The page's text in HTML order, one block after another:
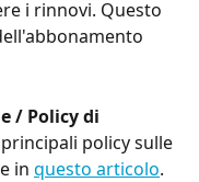
i rinnovi. Questo
/ Policy di
policy sulle
in questo articolo.